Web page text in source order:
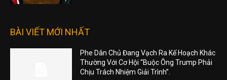
BÀI VIẾT MỚI NHẤT
Phe Dân Chủ Đang Vạch Ra Kế Hoạch Khác
Thường Với Cơ Hội “Buộc Ông Trump Phải
Chịu Trách Nhiệm Giải Trình”.